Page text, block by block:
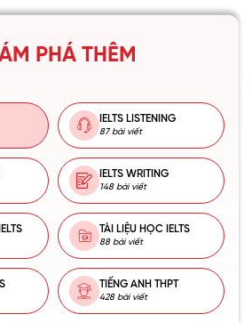
PHÁ THÊM
IELTS LISTENING
87 bài viết
IELTS WRITING
148 bài viết
TÀI LIỆU HỌC IELTS
88 bài viết
TIẾNG ANH THPT
428 bài viết